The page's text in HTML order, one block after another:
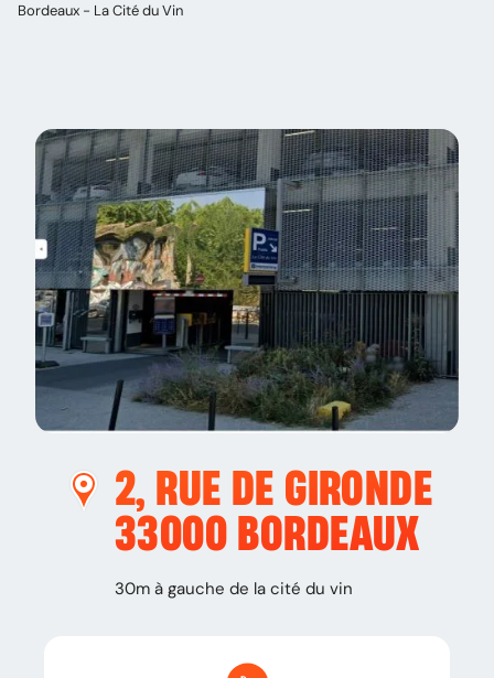
Bordeaux - La Cité du Vin
2, RUE DE GIRONDE
33000 BORDEAUX
30m à gauche de la cité du vin